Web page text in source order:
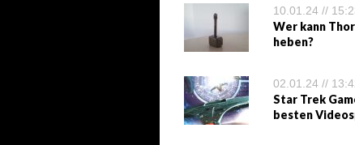
10.01.24 //
Wer kann
heben?
02.01.24 //
Star Trek
besten